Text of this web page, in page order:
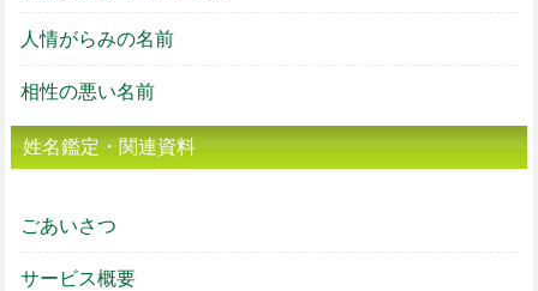
人情がらみの名前
相性の悪い名前
姓名鑑定・関連資料
ごあいさつ
サービス概要